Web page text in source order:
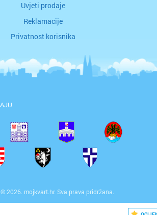
Uvjeti prodaje
Reklamacije
Privatnost korisnika
2026. mojkvart.hr. Sva prava pridržana.